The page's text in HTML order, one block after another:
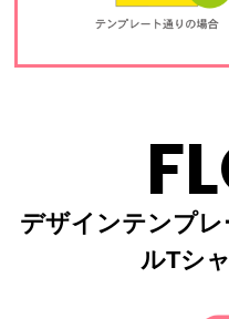
デザインテンプ
ルTシ